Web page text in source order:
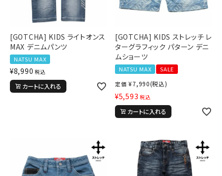
[GOTCHA] KIDS ライトオンス
MAX デニムパンツ
NATSU MAX
¥8,990 税込
カートに入れる
[GOTCHA] KIDS ストレッチ レ
ターグラフィック パターン デニ
ムショーツ
NATSU MAX
SALE
定価 ¥7,990(税込)
¥5,593 税込
カートに入れる